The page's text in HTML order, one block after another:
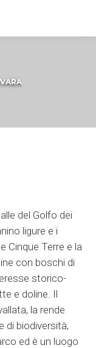
del Golfo dei
ligure e i
Cinque Terre e la
con boschi di
storico-
e doline. Il
la rende
di biodiversità,
ed è un luogo